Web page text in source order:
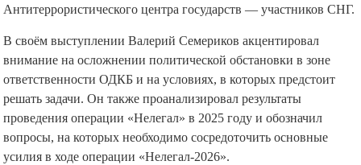
Антитеррористического центра государств — участников СНГ.
В своём выступлении Валерий Семериков акцентировал
внимание на осложнении политической обстановки в зоне
ответственности ОДКБ и на условиях, в которых предстоит
решать задачи. Он также проанализировал результаты
проведения операции «Нелегал» в 2025 году и обозначил
вопросы, на которых необходимо сосредоточить основные
усилия в ходе операции «Нелегал-2026».